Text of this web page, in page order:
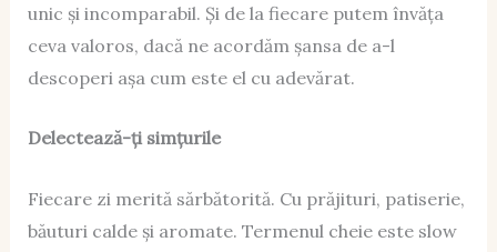
unic și incomparabil. Și de la fiecare putem învăța
ceva valoros, dacă ne acordăm șansa de a-l
descoperi așa cum este el cu adevărat.
Delectează-ți simțurile
Fiecare zi merită sărbătorită. Cu prăjituri, patiserie,
băuturi calde și aromate. Termenul cheie este slow